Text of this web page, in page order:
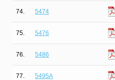
74. 5474
75. 5476
76. 5486
77. 5495A